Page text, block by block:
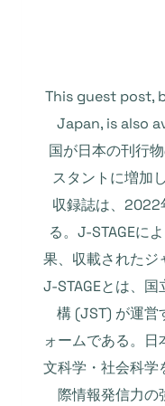
This guest post,
Japan, is also
国が日本の刊行
スタントに増加
収録誌は、2022
る。J-STAGEに
果、収載されたジ
J-STAGEとは、
構 (JST) が運営
ォームである。日
文科学・社会科学
際情報発信力の